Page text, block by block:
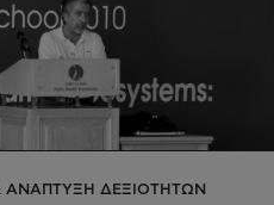
ΑΝΑΠΤΥΞΗ ΔΕΞΙΟΤΗΤΩΝ